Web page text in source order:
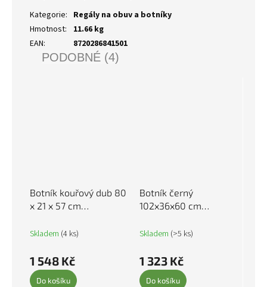
Kategorie: Regály na obuv a botníky
Hmotnost:
11.66 kg
EAN: 8720286841501
PODOBNÉ (4)
Botník kouřový dub 80
x 21 x 57 cm
839914
Skladem (4 ks)
1 548 Kč
Do košíku
Botník černý
102x36x60 cm
831405
Skladem (>5 ks)
1 323 Kč
Do košíku